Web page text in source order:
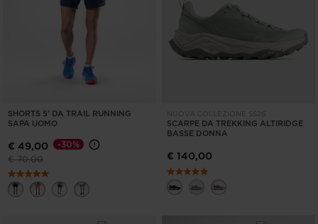
States
SHORTS 5' DA TRAIL RUNNING
SAPA UOMO
€ 49,00
Prezzo ridotto da
€ 70,00a
-30%
NUOVA COLLEZIONE SS26
SCARPE DA TREKKING ALTIRIDGE
BASSE DONNA
€ 140,00